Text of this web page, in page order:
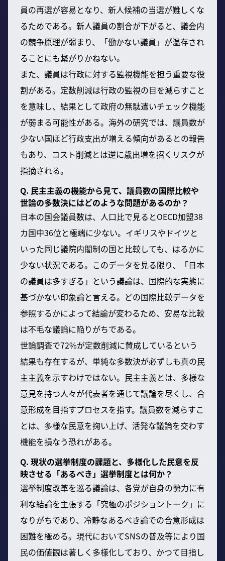
員の再選が容易となり、新人候補の当選が難しくな
るためである。新人議員の割合が下がると、議会内
の競争原理が弱まり、「働かない議員」が温存され
ることにも繋がりかねない。
また、議員は行政に対する監視機能を担う重要な役
割がある。定数削減は行政の監視の目を減らすこと
を意味し、結果として政府の無駄遣いチェック機能
が弱まる可能性がある。海外の研究では、議員数が
少ない国ほど行政支出が増える傾向があるとの報告
もあり、コスト削減とは逆に歳出増を招くリスクが
指摘される。
Q. 民主主義の機能から見て、議員数の国際比較や
世論の多数決にはどのような問題があるのか？
日本の国会議員数は、人口比で見るとOECD加盟38
カ国中36位と極端に少ない。イギリスやドイツと
いった同じ議院内閣制の国と比較しても、はるかに
少ない状況である。このデータを見る限り、「日本
の議員は多すぎる」という議論は、国際的な実態に
基づかない印象論と言える。どの国際比較データを
参照するかによって結論が変わるため、安易な比較
は不毛な議論に陥りがちである。
世論調査で72%が定数削減に賛成しているという
結果も存在するが、単純な多数決が必ずしも真の民
主主義を示すわけではない。民主主義とは、多様な
意見を持つ人々が代表者を通じて議論を尽くし、合
意形成を目指すプロセスを指す。議員数を減らすこ
とは、多様な民意を掬い上げ、活発な議論を交わす
機能を損なう恐れがある。
Q. 現状の選挙制度の課題と、多様化した民意を反
映させる「あるべき」選挙制度とは何か？
選挙制度改革を巡る議論は、各党が自身の勢力に有
利な結論を主張する「究極のポジショントーク」に
なりがちであり、冷静なあるべき論での合意形成は
困難を極める。現代においてSNSの普及等により国
民の価値観は著しく多様化しており、かつて目指し